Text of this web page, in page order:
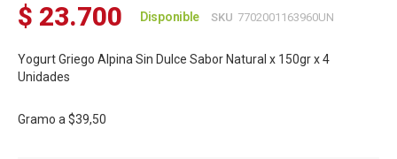
$ 23.700 Disponible SKU 7702001163960UN
Yogurt Griego Alpina Sin Dulce Sabor Natural x 150gr x 4
Unidades
Gramo a $39,50